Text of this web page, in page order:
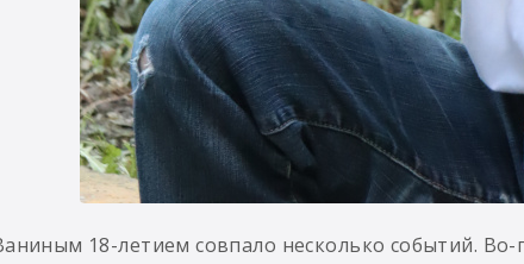
18-летием совпало несколько событий.